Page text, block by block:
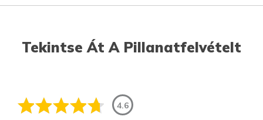
Tekintse Át A Pillanatfelvételt
4.6